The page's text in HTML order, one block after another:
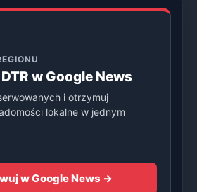
w Google News
i otrzymuj
lokalne w jednym
w Google News →